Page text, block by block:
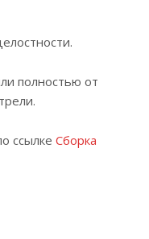
полностью от
ссылке Сборка